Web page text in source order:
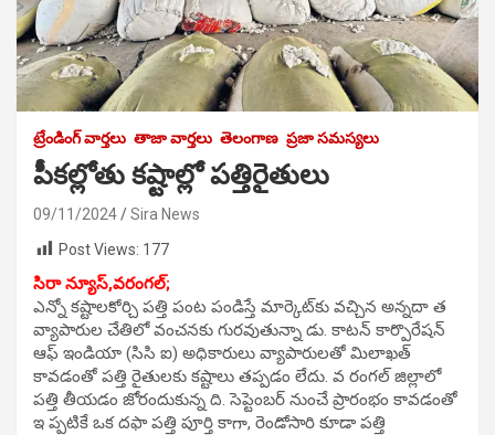
ట్రేండింగ్ వార్తలు తాజా వార్తలు తెలంగాణ ప్రజా సమస్యలు
పీకల్లోతు కష్టాల్లో పత్తిరైతులు
09/11/2024
Sira News
Post Views: 177
సిరా న్యూస్,వరంగల్;
ఎన్నో కష్టాలకోర్చి పత్తి పంట పండిస్తే మార్కెట్‌కు వచ్చిన అన్నదా త
వ్యాపారుల చేతిలో వంచనకు గురవుతున్నా డు. కాటన్ కార్పొరేషన్
ఆఫ్ ఇండియా (సిసి ఐ) అధికారులు వ్యాపారులతో మిలాఖత్
కావడంతో పత్తి రైతులకు కష్టాలు తప్పడం లేదు. వ రంగల్ జిల్లాలో
పత్తి తీయడం జోరందుకున్న ది. సెప్టెంబర్ నుంచే ప్రారంభం కావడంతో
ఇ ప్పటికే ఒక దఫా పత్తి పూర్తి కాగా, రెండోసారి కూడా పత్తి